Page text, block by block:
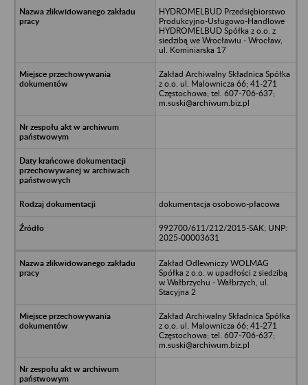
HYDROMELBUD Przedsiębiorstwo
Produkcyjno-Usługowo-Handlowe
HYDROMELBUD Spółka z o.o. z
siedzibą we Wrocławiu - Wrocław,
ul. Kominiarska 17
Zakład Archiwalny Składnica Spółka
z o.o. ul. Malownicza 66; 41-271
Częstochowa; tel. 607-706-637;
m.suski@archiwum.biz.pl
dokumentacja osobowo-płacowa
992700/611/212/2015-SAK; UNP:
2025-00003631
Zakład Odlewniczy WOLMAG
Spółka z o.o. w upadłości z siedzibą
w Wałbrzychu - Wałbrzych, ul.
Stacyjna 2
Zakład Archiwalny Składnica Spółka
z o.o. ul. Malownicza 66; 41-271
Częstochowa; tel. 607-706-637;
m.suski@archiwum.biz.pl